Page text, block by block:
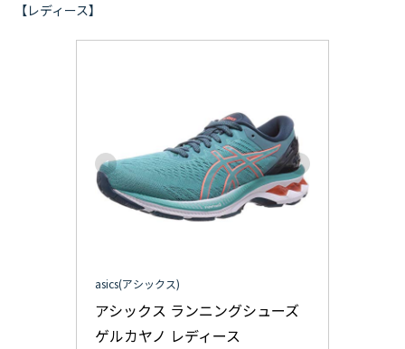
【レディース】
asics(アシックス)
アシックス ランニングシューズ
ゲルカヤノ レディース